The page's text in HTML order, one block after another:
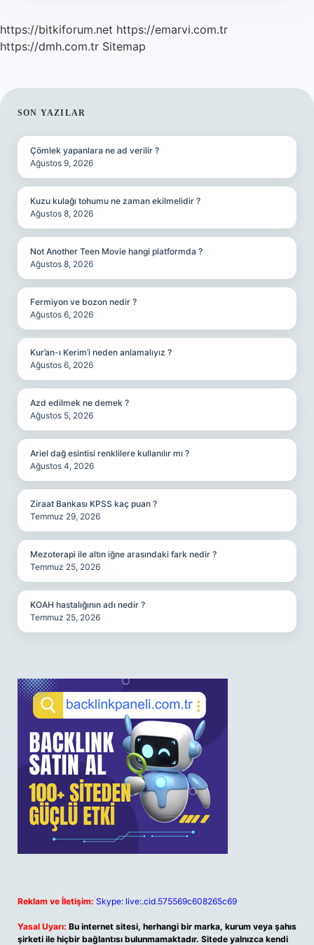
https://bitkiforum.net https://emarvi.com.tr
https://dmh.com.tr Sitemap
SIDEBAR
SON YAZILAR
Çömlek yapanlara ne ad verilir ?
Ağustos 9, 2026
Kuzu kulağı tohumu ne zaman ekilmelidir ?
Ağustos 8, 2026
Not Another Teen Movie hangi platformda ?
Ağustos 8, 2026
Fermiyon ve bozon nedir ?
Ağustos 6, 2026
Kur’an-ı Kerim’i neden anlamalıyız ?
Ağustos 6, 2026
Azd edilmek ne demek ?
Ağustos 5, 2026
Ariel dağ esintisi renklilere kullanılır mı ?
Ağustos 4, 2026
Ziraat Bankası KPSS kaç puan ?
Temmuz 29, 2026
Mezoterapi ile altın iğne arasındaki fark nedir ?
Temmuz 25, 2026
KOAH hastalığının adı nedir ?
Temmuz 25, 2026
Reklam ve İletişim: Skype: live:.cid.575569c608265c69
Yasal Uyarı: Bu internet sitesi, herhangi bir marka, kurum veya şahıs
şirketi ile hiçbir bağlantısı bulunmamaktadır. Sitede yalnızca kendi